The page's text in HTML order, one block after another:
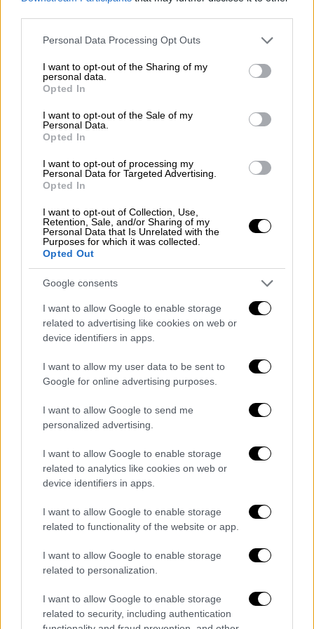
Please note that this website/app uses one or more Google
not limited to your visit or usage behaviour. You may click to
grant or deny consent to Google and its third-party tags to
use your data for below specified purposes in below Google
consent section.
Personal Data Processing Opt Outs
I want to opt-out of the Sharing of my
personal data.
Opted In
I want to opt-out of the Sale of my
Personal Data.
Opted In
I want to opt-out of processing my
Personal Data for Targeted Advertising.
Opted In
I want to opt-out of Collection, Use,
Retention, Sale, and/or Sharing of my
Personal Data that Is Unrelated with the
Purposes for which it was collected.
Opted Out
Google consents
I want to allow Google to enable storage
related to advertising like cookies on web or
device identifiers in apps.
I want to allow my user data to be sent to
Google for online advertising purposes.
I want to allow Google to send me
personalized advertising.
I want to allow Google to enable storage
related to analytics like cookies on web or
device identifiers in apps.
I want to allow Google to enable storage
related to functionality of the website or app.
I want to allow Google to enable storage
related to personalization.
I want to allow Google to enable storage
related to security, including authentication
αστυνομικές δυνάμεις κοντά στο στάδιο
όπου υποτίθεται ότι θα πραγματοποιούνταν
είχε συλληφθεί ένας19χρονος Αυστριακός
με καταγωγή από τη Βόρεια Μακεδονία
ονόματα των υπόπτων δεν δόθηκαν στη
δημοσιότητα σύμφωνα με τους αυστριακούς
νόμους περί απορρήτου.
ανέφεραν ότι οιδύο νεαροί ήθελαν να
διαπράξουν επίθεση έξω από το γήπεδο
σκοτώνοντας όσο το δυνατόν
περισσότερους ανθρώπους
χρησιμοποιώντας μαχαίρια ή αυτοσχέδια
εκρηκτικά.
«Πιστεύει ότι είναι σωστό να
σκοτώνονται άπιστοι»
Βιέννη είπαν ότι ο βασικός ύποπτος, ένας
19χρονος, ομολόγησε πλήρως τα σχέδια
επίθεσης του. Είπαν ότι «είναι ξεκάθαρα
ριζοσπαστικοποιημένος προς την